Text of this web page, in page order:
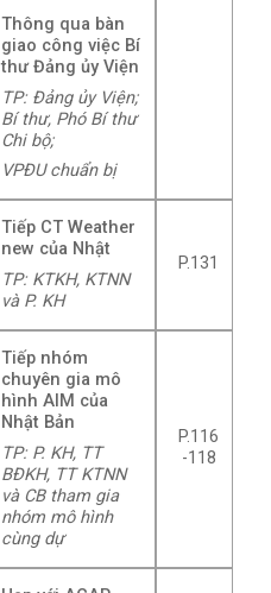
Thông qua bàn
giao công việc Bí
thư Đảng ủy Viện
TP: Đảng ủy Viện;
Bí thư, Phó Bí thư
Chi bộ;
VPĐU chuẩn bị
Tiếp CT Weather
new của Nhật
TP:KTKH, KTNN
và P. KH
P.131
Tiếp nhóm
chuyên gia mô
hình AIM của
Nhật Bản
TP: P. KH, TT
BĐKH, TT KTNN
và CB tham gia
nhóm mô hình
cùng dự
P.116
-118